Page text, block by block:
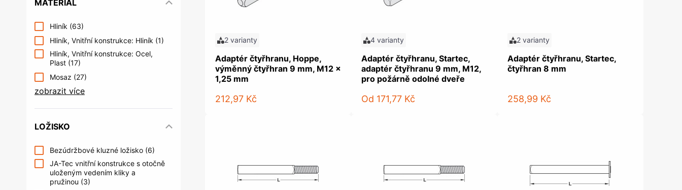
MATERIÁL
Hliník (63)
Hliník, Vnitřní konstrukce: Hliník (1)
Hliník, Vnitřní konstrukce: Ocel,
Plast (17)
Mosaz (27)
zobrazit více
LOŽISKO
Bezúdržbové kluzné ložisko (6)
JA-Tec vnitřní konstrukce s otočně
uloženým vedením kliky a
pružinou (3)
2 varianty
Adaptér čtyřhranu, Hoppe,
výměnný čtyřhran 9 mm, M12 x
1,25 mm
212,97 Kč
4 varianty
Adaptér čtyřhranu, Startec,
adaptér čtyřhranu 9 mm, M12,
pro požárně odolné dveře
Od 171,77 Kč
2 varianty
Adaptér čtyřhranu, Startec,
čtyřhran 8 mm
258,99 Kč